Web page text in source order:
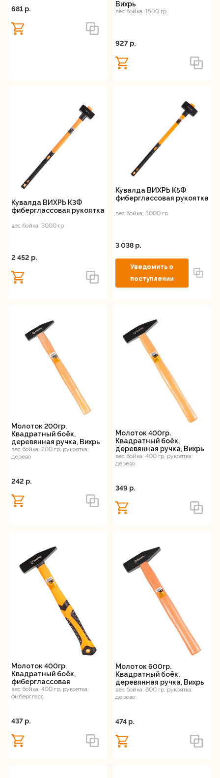
681 p.
Вихрь
вес бойка: 1500 гр
927 p.
Кувалда ВИХРЬ К3Ф
фиберглассовая рукоятка
вес бойка: 3000 гр
2 452 p.
Кувалда ВИХРЬ К5Ф
фиберглассовая рукоятка
вес бойка: 5000 гр
3 038 p.
Молоток 200гр.
Квадратный боёк,
деревянная ручка, Вихрь
вес бойка: 200 гр, рукоятка:
дерево
242 p.
Молоток 400гр.
Квадратный боёк,
деревянная ручка, Вихрь
вес бойка: 400 гр, рукоятка:
дерево
349 p.
Молоток 400гр.
Квадратный боёк,
фиберглассовая
двухкомпонентная ручка,
Вихрь
вес бойка: 400 гр, рукоятка:
фибергласс
437 p.
Молоток 600гр.
Квадратный боёк,
деревянная ручка, Вихрь
вес бойка: 600 гр, рукоятка:
дерево
474 p.